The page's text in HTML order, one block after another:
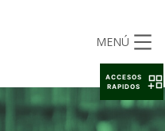
MENÚ
ACCESOS
RAPIDOS